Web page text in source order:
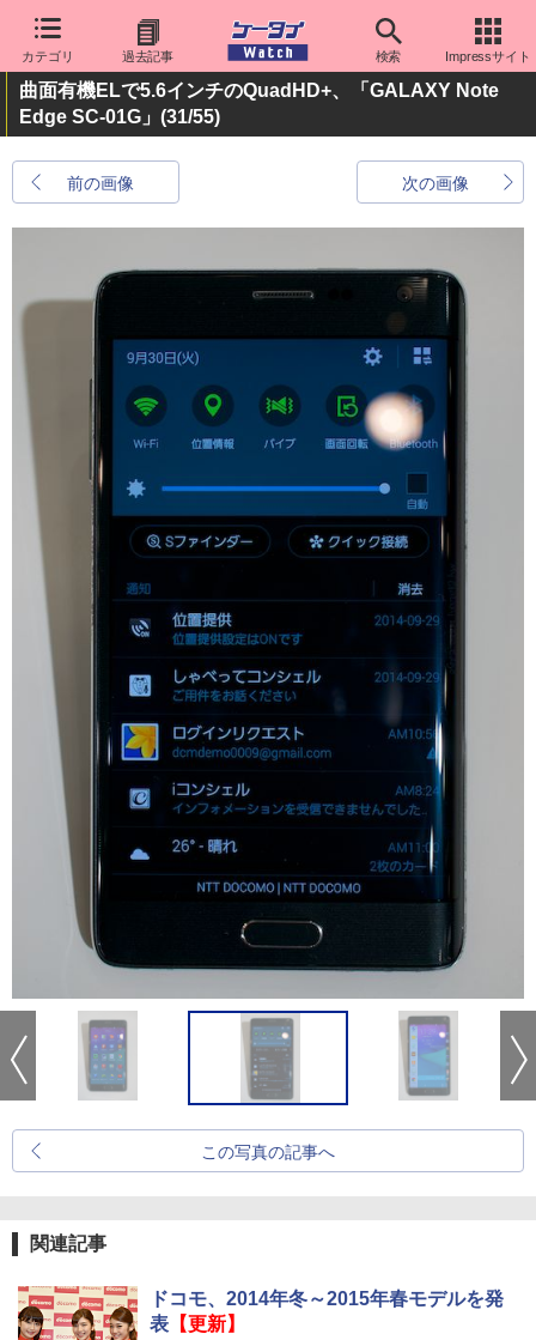
カテゴリ 過去記事 検索 Impressサイト
曲面有機ELで5.6インチのQuadHD+、「GALAXY Note
Edge SC-01G」 (31/55)
前の画像 次の画像
この写真の記事へ
関連記事
ドコモ、2014年冬～2015年春モデルを発
表【更新】